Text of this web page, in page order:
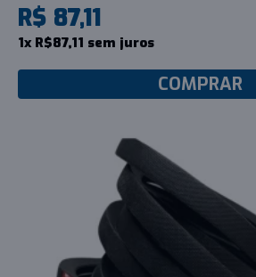
R$ 87,11
1x R$87,11 sem juros
COMPRAR